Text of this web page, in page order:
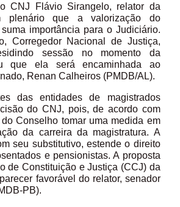
CNJ Flávio Sirangelo, relator da
plenário que a valorização do
importância para o Judiciário.
Corregedor Nacional de Justiça,
sessão no momento da
que ela será encaminhada ao
Renan Calheiros (PMDB/AL).
das entidades de magistrados
do CNJ, pois, de acordo com
Conselho tomar uma medida em
da carreira da magistratura. A
seu substitutivo, estende o direito
e pensionistas. A proposta
de Constituição e Justiça (CCJ) da
favorável do relator, senador
PB).